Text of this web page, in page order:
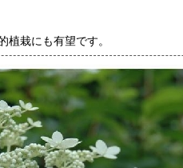
植栽にも有望です。